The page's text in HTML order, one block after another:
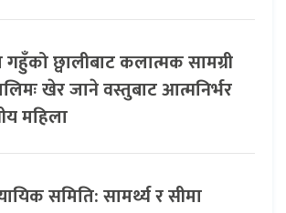
गहुँको छ्वालीबाट कलात्मक सामग्री
खेर जाने वस्तुबाट आत्मनिर्भर
महिला
समिति: सामर्थ्य र सीमा